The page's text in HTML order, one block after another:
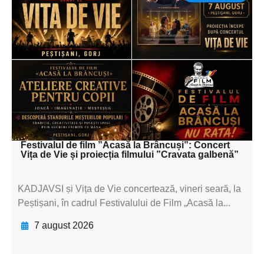
Adaugă aici textul pentru
subtitluAdaugă aici
textul pentru
subtitluAdaugă aici
textul pentru
subtitluAdaugă aici
textul pentru subti
Festivalul de film ”Acasă la Brâncuși”: Concert
Vița de Vie și proiecția filmului ”Cravata galbenă”
KADJAVSI și Vița de Vie concertează, vineri seară, la
Peștișani, în cadrul Festivalului de Film „Acasă la...
7 august 2026